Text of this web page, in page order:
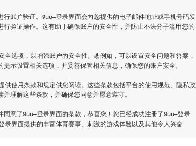
账户验证。 9uu–登录界面会向您提供的电子邮件地址或手机号码发
验证操作。这有助于确保账户的安全性，并防止不法分子滥用您的
全选项，以增强账户的安全性。🏂例如，可以设置安全问题和答案，
示设置相关选项，并妥善保管相关信息，确保您的账户安全。
供使用条款和规定供您阅读。这些条款包括平台的使用规范、隐私政
理解这些条款，并确保您同意并愿意遵守。
同意了9uu–登录界面的条款，恭喜您！您已经成功注册了9uu–登录
录界面提供的丰富体育赛事、刺激的游戏体验以及其他令人兴奋